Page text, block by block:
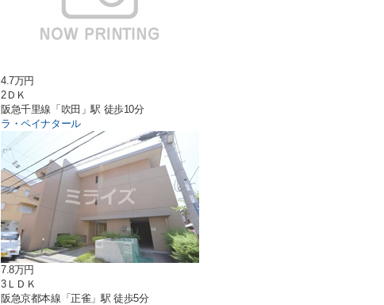
4.7万円
2ＤＫ
阪急千里線「吹田」駅 徒歩10分
ラ・ペイナタール
7.8万円
3ＬＤＫ
阪急京都本線「正雀」駅 徒歩5分